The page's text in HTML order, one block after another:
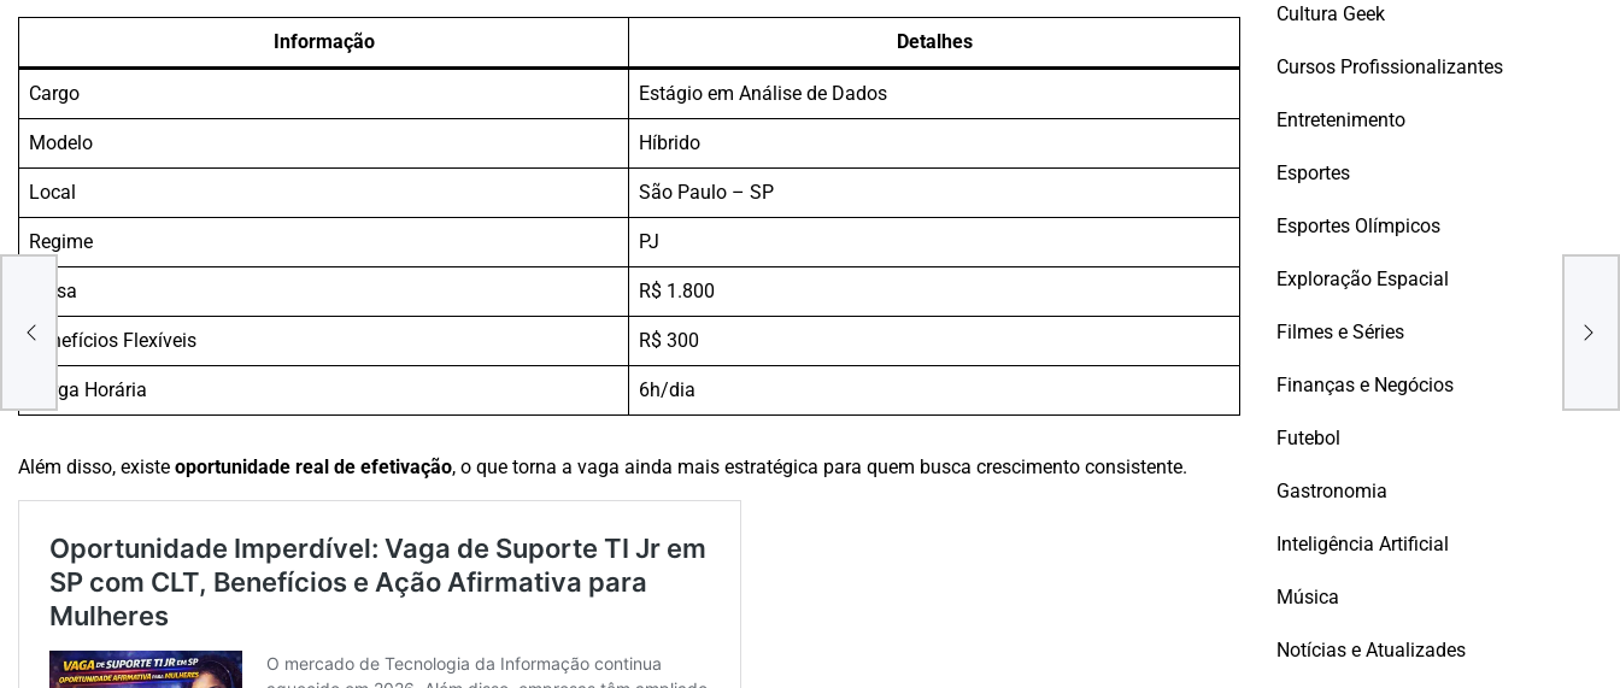
Informação Detalhes
Cargo Estágio em Análise de Dados
Modelo Híbrido
Local São Paulo – SP
Regime PJ
Bolsa R$ 1.800
Benefícios Flexíveis R$ 300
Carga Horária 6h/dia
Além disso, existe oportunidade real de efetivação, o que torna a vaga ainda mais estratégica para quem busca crescimento consistente.
no
Cultura Geek
Cursos Profissionalizantes
Entretenimento
Esportes
Esportes Olímpicos
Exploração Espacial
Filmes e Séries
Finanças e Negócios
Futebol
Gastronomia
Inteligência Artificial
Música
Notícias e Atualizades